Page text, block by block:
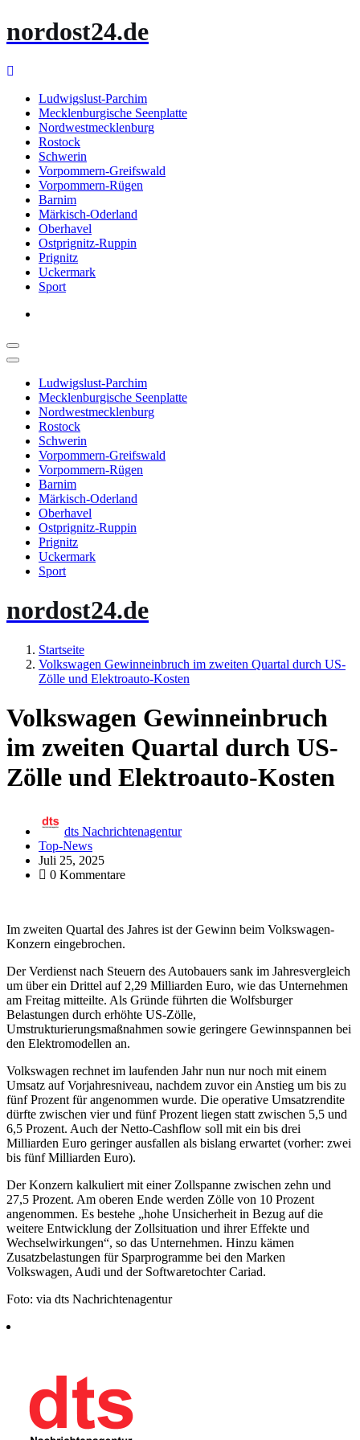
Inhalt
nordost24.de
Ludwigslust-Parchim
Mecklenburgische Seenplatte
Nordwestmecklenburg
Rostock
Schwerin
Vorpommern-Greifswald
Vorpommern-Rügen
Barnim
Märkisch-Oderland
Oberhavel
Ostprignitz-Ruppin
Prignitz
Uckermark
Sport
Ludwigslust-Parchim
Mecklenburgische Seenplatte
Nordwestmecklenburg
Rostock
Schwerin
Vorpommern-Greifswald
Vorpommern-Rügen
Barnim
Märkisch-Oderland
Oberhavel
Ostprignitz-Ruppin
Prignitz
Uckermark
Sport
nordost24.de
Startseite
Volkswagen Gewinneinbruch im zweiten Quartal durch US-
Zölle und Elektroauto-Kosten
Volkswagen Gewinneinbruch
im zweiten Quartal durch US-
Zölle und Elektroauto-Kosten
dts Nachrichtenagentur
Top-News
Juli 25, 2025
0 Kommentare
Im zweiten Quartal des Jahres ist der Gewinn beim Volkswagen-
Konzern eingebrochen.
Der Verdienst nach Steuern des Autobauers sank im Jahresvergleich
um über ein Drittel auf 2,29 Milliarden Euro, wie das Unternehmen
am Freitag mitteilte. Als Gründe führten die Wolfsburger
Belastungen durch erhöhte US-Zölle,
Umstrukturierungsmaßnahmen sowie geringere Gewinnspannen bei
den Elektromodellen an.
Volkswagen rechnet im laufenden Jahr nun nur noch mit einem
Umsatz auf Vorjahresniveau, nachdem zuvor ein Anstieg um bis zu
fünf Prozent für angenommen wurde. Die operative Umsatzrendite
dürfte zwischen vier und fünf Prozent liegen statt zwischen 5,5 und
6,5 Prozent. Auch der Netto-Cashflow soll mit ein bis drei
Milliarden Euro geringer ausfallen als bislang erwartet (vorher: zwei
bis fünf Milliarden Euro).
Der Konzern kalkuliert mit einer Zollspanne zwischen zehn und
27,5 Prozent. Am oberen Ende werden Zölle von 10 Prozent
angenommen. Es bestehe „hohe Unsicherheit in Bezug auf die
weitere Entwicklung der Zollsituation und ihrer Effekte und
Wechselwirkungen“, so das Unternehmen. Hinzu kämen
Zusatzbelastungen für Sparprogramme bei den Marken
Volkswagen, Audi und der Softwaretochter Cariad.
Foto: via dts Nachrichtenagentur